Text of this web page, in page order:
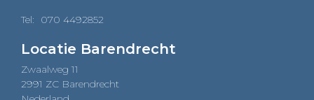
Tel: 070 4492852
Locatie Barendrecht
Zwaalweg 11
2991 ZC Barendrecht